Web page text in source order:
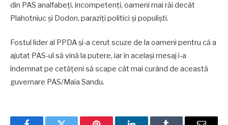
din PAS analfabeți, incompetenți, oameni mai răi decât
Plahotniuc și Dodon, paraziți politici și populiști.
Fostul lider al PPDA și-a cerut scuze de la oameni pentru că a
ajutat PAS-ul să vină la putere, iar în același mesaj i-a
îndemnat pe cetățeni să scape cât mai curând de această
guvernare PAS/Maia Sandu.